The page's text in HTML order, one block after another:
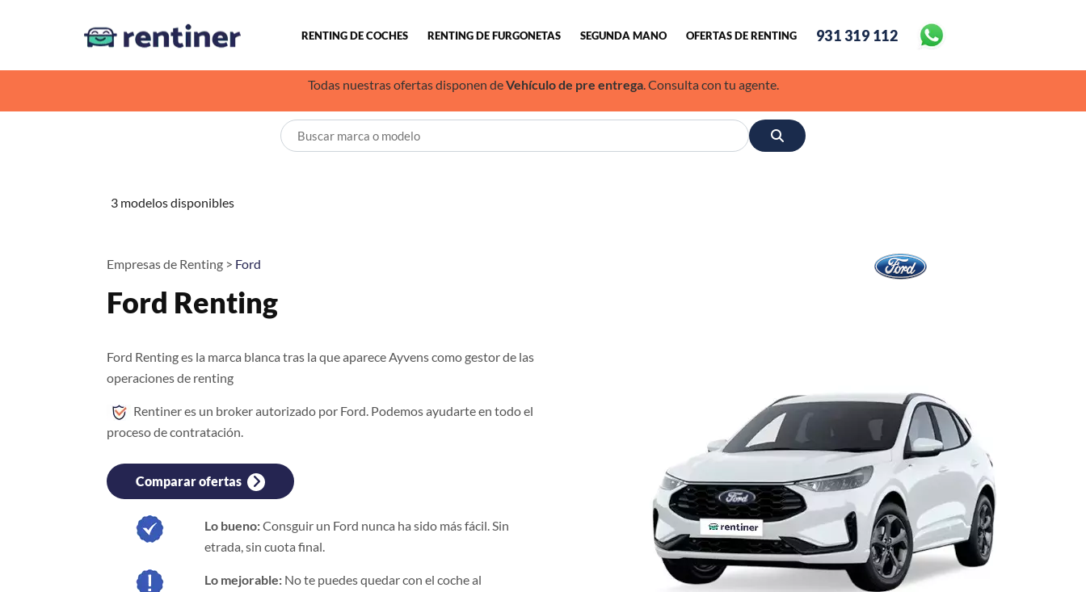
RENTING DE COCHES RENTING DE FURGONETAS SEGUNDA MANO OFERTAS DE RENTING 931 319 112
Todas nuestras ofertas disponen deVehículo de pre entrega. Consulta con tu agente.
3 modelos disponibles
Empresas de Renting > Ford
Ford Renting
Ford Renting es la marca blanca tras la que aparece Ayvens como gestor de las
operaciones de renting
Rentiner es un broker autorizado por Ford. Podemos ayudarte en todo el
proceso de contratación.
Comparar ofertas
Lo bueno:Consguir un Ford nunca ha sido más fácil. Sin
etrada, sin cuota final.
Lo mejorable: No te puedes quedar con el coche al